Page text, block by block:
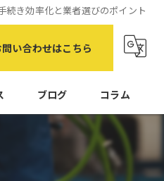
続き効率化と業者選びのポイント
問い合わせはこちら
ブログ コラム